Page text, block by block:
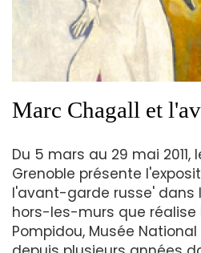
Marc Chagall et
Du 5 mars au 29 mai 2011,
Grenoble présente
l'avant-garde russe' dans
hors-les-murs que réalise
Pompidou, Musée